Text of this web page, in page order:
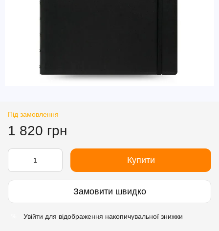
Під замовлення
1 820 грн
Купити
Замовити швидко
Увійти для відображення накопичувальної знижки